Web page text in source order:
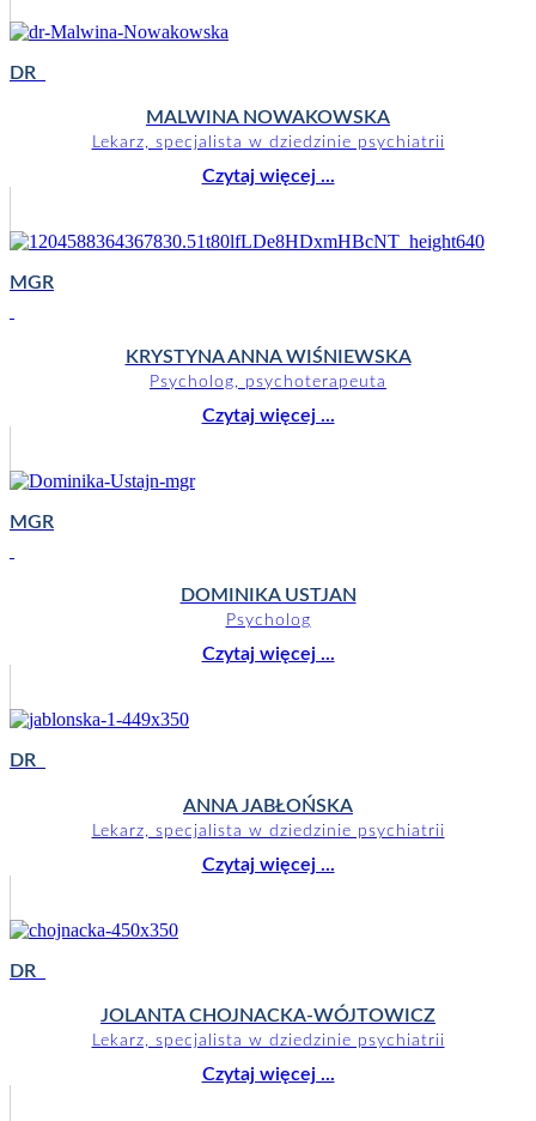
DR
MALWINA NOWAKOWSKA
Lekarz, specjalista w dziedzinie psychiatrii
Czytaj więcej ...
MGR
KRYSTYNA ANNA WIŚNIEWSKA
Psycholog, psychoterapeuta
Czytaj więcej ...
MGR
DOMINIKA USTJAN
Psycholog
Czytaj więcej ...
DR
ANNA JABŁOŃSKA
Lekarz, specjalista w dziedzinie psychiatrii
Czytaj więcej ...
DR
JOLANTA CHOJNACKA-WÓJTOWICZ
Lekarz, specjalista w dziedzinie psychiatrii
Czytaj więcej ...